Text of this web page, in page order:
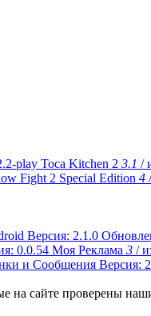
Toca Kitchen 2 3.1 /
Fight 2 Special Edition 4
Моя Реклама 3 /
на сайте проверены